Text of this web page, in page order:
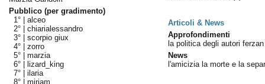
Pubblico (per gradimento)
1° | alceo
2° | chiarialessandro
3° | scorpio giux
4° | zorro
5° | marzia
6° |
lizard_king
7° | ilaria
8° | miriam
Articoli & News
Approfondimenti
la politica degli autori
News
l'amicizia la morte e la